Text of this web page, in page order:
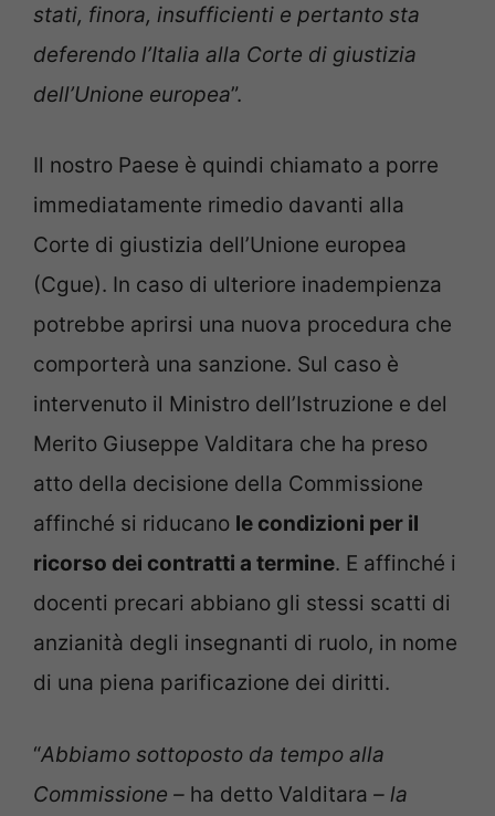
stati, finora, insufficienti e pertanto sta
deferendo l’Italia alla Corte di giustizia
dell’Unione europea”.
Il nostro Paese è quindi chiamato a porre
immediatamente rimedio davanti alla
Corte di giustizia dell’Unione europea
(Cgue). In caso di ulteriore inadempienza
potrebbe aprirsi una nuova procedura che
comporterà una sanzione. Sul caso è
intervenuto il Ministro dell’Istruzione e del
Merito Giuseppe Valditara che ha preso
atto della decisione della Commissione
affinché si riducano le condizioni per il
ricorso dei contratti a termine. E affinché i
docenti precari abbiano gli stessi scatti di
anzianità degli insegnanti di ruolo, in nome
di una piena parificazione dei diritti.
“Abbiamo sottoposto da tempo alla
Commissione – ha detto Valditara – la